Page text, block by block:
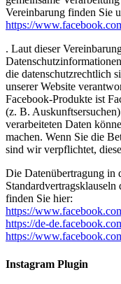
Vereinbarung finden Sie
https://
. Laut dieser
die datenschutzrechtlich
unserer Website
Facebook-Produkte ist
(z. B.
verarbeiteten Daten
machen. Wenn Sie die
sind wir verpflichtet,
Die Datenübertragung
finden Sie hier:
https://
https://de-
https://
Instagram Plugin